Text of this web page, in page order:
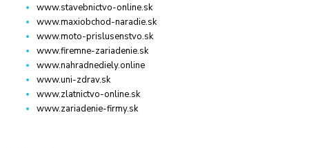
www.stavebnictvo-online.sk
www.maxiobchod-naradie.sk
www.moto-prislusenstvo.sk
www.firemne-zariadenie.sk
www.nahradnediely.online
www.uni-zdrav.sk
www.zlatnictvo-online.sk
www.zariadenie-firmy.sk